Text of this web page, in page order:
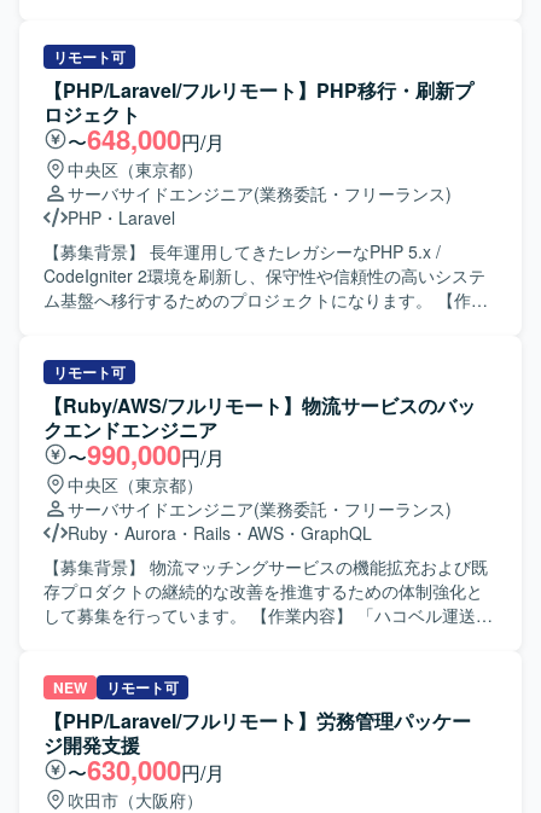
め、上流から下流まで幅広い経験を得られます。 【開発環
境】 バックエンドはAWS LambdaとPythonを中心に構成さ
れており、データベースにはDynamoDBやRDSを利用して
おります。メッセージキューとしてSQSを使用し、フロン
トエンドはFlutterで実装されています。
およびJavaScriptを用いたWebアプリケーションの開発・テ
ストを行いながら、社内外の関係者と連携し、課題解決や
調整業務を進めていただきます。自社ローコード開発プラ
ットフォームの導入・カスタマイズ・運用支援を行い、プ
ロジェクト進行に伴うリソース管理や成果物レビュー、品
質チェックまでをご担当いただきます。 【求める人物像】
主体的にプロジェクトを推進し、顧客との対話を通じて課
題を解決できるリーダーシップのある方を求めています。
高い技術力や自社プラットフォームを主体的に習得・発揮
し、メンバー育成に貢献できる方、若手メンバーと切磋琢
磨しながら組織と共に成長していきたい方にマッチするポ
で幅広い工程を経験できます。クライアントワークを通じ
てビジネス理解を深めながら、ローコード開発プラットフ
ォームの導入・カスタマイズにも関われるため、新しい技
術・開発手法の習得機会も豊富です。メンバー育成やリソ
ース管理にも関与できるため、PMとしてのキャリアとエン
ジニアとしての技術力を両立して伸ばしていただけます。
【開発環境】 PHP（Laravel）、JavaScript、自社ローコー
ド開発プラットフォームを用いたWebアプリケーション開
発を行います。
リモート可
【PHP/Laravel/フルリモート】PHP移行・刷新プ
ロジェクト
〜648,000円/月
中央区（東京都）
サーバサイドエンジニア(業務委託・フリーランス)
PHP ・ Laravel
【募集背景】 長年運用してきたレガシーなPHP 5.x /
CodeIgniter 2環境を刷新し、保守性や信頼性の高いシステ
ム基盤へ移行するためのプロジェクトになります。 【作業
的移行またはリプレイスに向けた移行計画の策定をサポー
トします。次期フレームワークの選定支援を行い、選定さ
れたフレームワークを用いた基盤設計および実装を担当し
ます。レガシーコードのリファクタリングやE2Eテスト自動
化の実装にも取り組んでいただきます。 【求める人物像】
レガシー環境のコード解析やリファクタリングに前向きに
取り組める方を求めております。チームメンバーと積極的
に対話しながら活動し、知識共有やメンバーの成長にも関
心を持って伴走いただける方を歓迎いたします。技術的な
内容を分かりやすく言語化し、説明・提案できる方が望ま
しいです。 【ポジションの魅力】 レガシーなPHP環境から
装、テスト自動化まで幅広い経験を積むことができます。
既存システムの改善と刷新を通じて、保守性や信頼性向上
に貢献できるポジションです。 【開発環境】 PHP 5.x /
CodeIgniter 2 から PHP 8.x への移行を前提とした環境での
開発になります。次期フレームワークとしてLaravelや
Symfony等のMVCフレームワークを検討し、E2Eテスト自
リモート可
【Ruby/AWS/フルリモート】物流サービスのバッ
クエンドエンジニア
〜990,000円/月
中央区（東京都）
サーバサイドエンジニア(業務委託・フリーランス)
Ruby ・ Aurora ・ Rails ・ AWS ・ GraphQL
【募集背景】 物流マッチングサービスの機能拡充および既
存プロダクトの継続的な改善を推進するための体制強化と
して募集を行っています。 【作業内容】 「ハコベル運送手
だきます。新機能追加や既存機能の改善、パフォーマンス
チューニングなどを行いながら、事業要件をプロダクトに
反映していきます。 【求める人物像】 プロダクトや事業の
課題を理解しながら主体的に開発を進めていただける方を
求めています。チームでの開発を重視し、ペア/モブプログ
ラミングなどの開発スタイルにも柔軟に取り組んでいただ
NEW リモート可
【PHP/Laravel/フルリモート】労務管理パッケー
ジ開発支援
〜630,000円/月
吹田市（大阪府）